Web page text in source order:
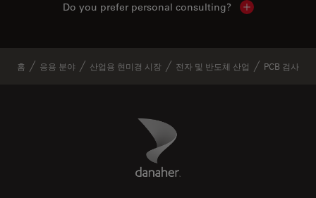
Do you prefer personal consulting? Show local
홈 응용 분야 산업용 현미경 시장 전자 및 반도체 산업 PCB 검사
Danaher Logo